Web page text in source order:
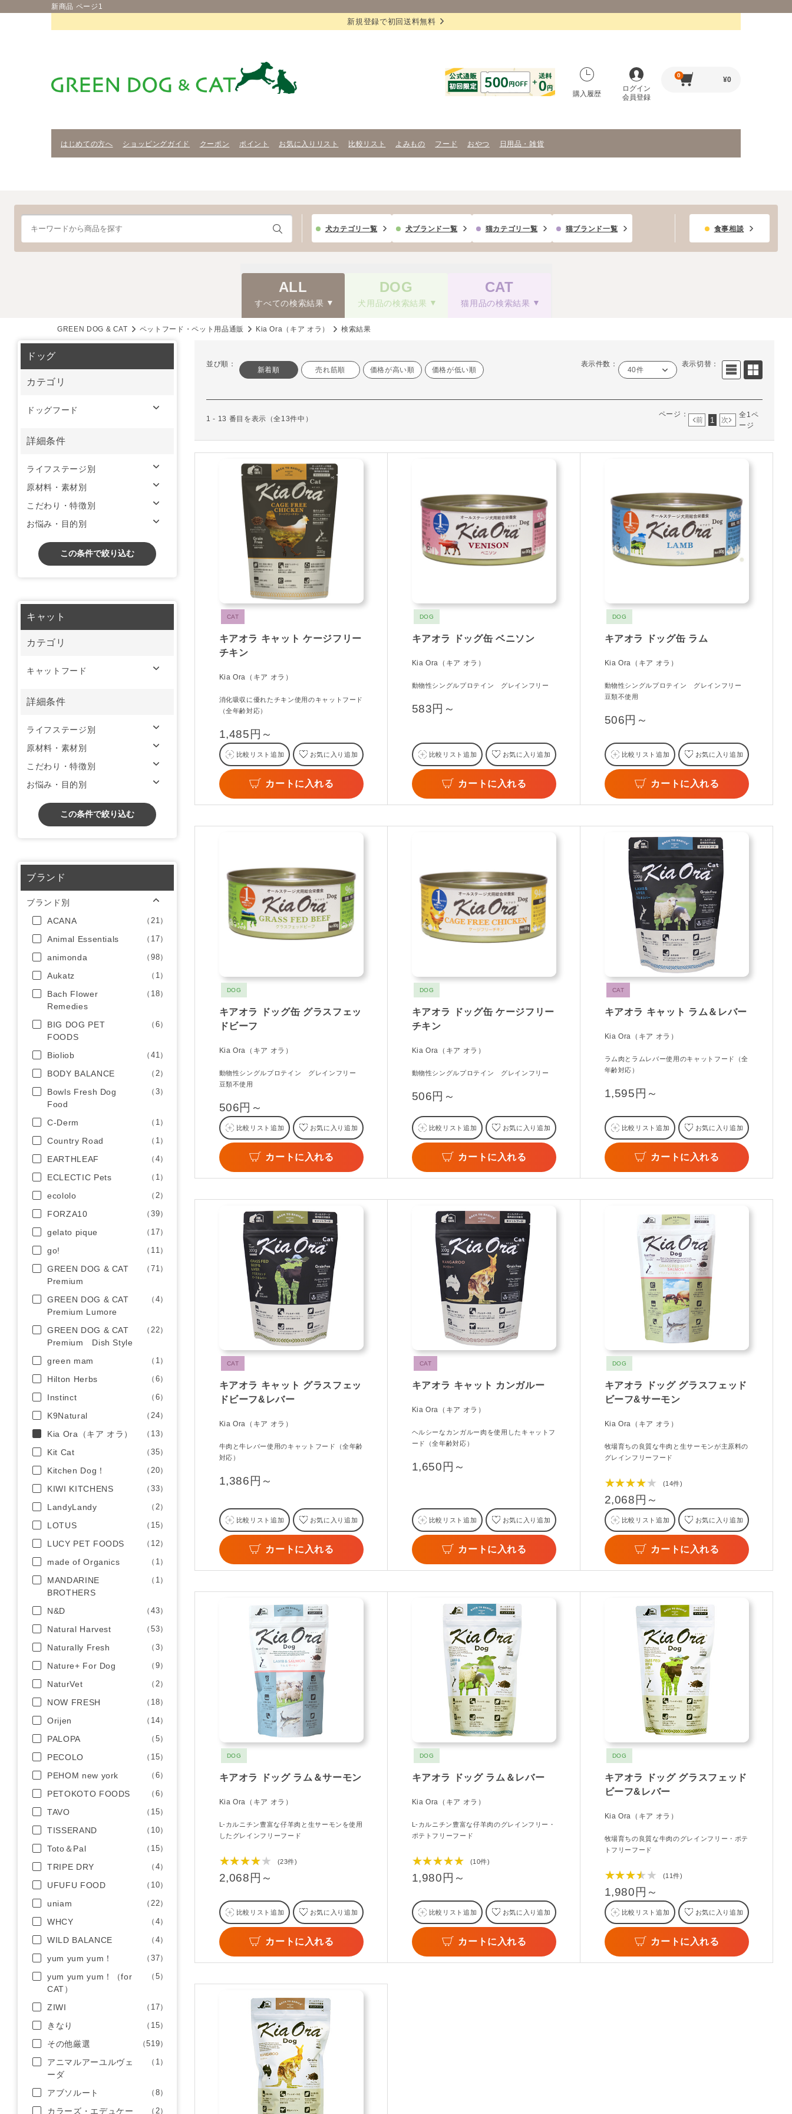
新商品 ページ1
新規登録で初回送料無料
購入履歴
ログイン
会員登録
0
¥0
はじめての方へ ショッピングガイド クーポン ポイント お気に入りリスト 比較リスト よみもの フード おやつ 日用品・雑貨
犬カテゴリ一覧 犬ブランド一覧 猫カテゴリ一覧 猫ブランド一覧 食事相談
ALL
すべての検索結果
DOG
犬用品の検索結果
CAT
猫用品の検索結果
GREEN DOG & CAT ペットフード・ペット用品通販 Kia Ora（キア オラ） 検索結果
並び順：
新着順 売れ筋順 価格が高い順 価格が低い順
表示件数：
40件
表示切替：
1 - 13 番目を表示（全13件中）
ページ：
前 1 次
全1ペ
ージ
CAT
キアオラ キャット ケージフリー
チキン
Kia Ora（キア オラ）
消化吸収に優れたチキン使用のキャットフード
（全年齢対応）
1,485円～
比較リスト追加 お気に入り追加
カートに入れる
DOG
キアオラ ドッグ缶 ベニソン
Kia Ora（キア オラ）
動物性シングルプロテイン グレインフリー
583円～
比較リスト追加 お気に入り追加
カートに入れる
DOG
キアオラ ドッグ缶 ラム
Kia Ora（キア オラ）
動物性シングルプロテイン グレインフリー
豆類不使用
506円～
比較リスト追加 お気に入り追加
カートに入れる
DOG
キアオラ ドッグ缶 グラスフェッ
ドビーフ
Kia Ora（キア オラ）
動物性シングルプロテイン グレインフリー
豆類不使用
506円～
比較リスト追加 お気に入り追加
カートに入れる
DOG
キアオラ ドッグ缶 ケージフリー
チキン
Kia Ora（キア オラ）
動物性シングルプロテイン グレインフリー
506円～
比較リスト追加 お気に入り追加
カートに入れる
CAT
キアオラ キャット ラム＆レバー
Kia Ora（キア オラ）
ラム肉とラムレバー使用のキャットフード（全
年齢対応）
1,595円～
比較リスト追加 お気に入り追加
カートに入れる
CAT
キアオラ キャット グラスフェッ
ドビーフ&レバー
Kia Ora（キア オラ）
牛肉と牛レバー使用のキャットフード（全年齢
対応）
1,386円～
比較リスト追加 お気に入り追加
カートに入れる
CAT
キアオラ キャット カンガルー
Kia Ora（キア オラ）
ヘルシーなカンガルー肉を使用したキャットフ
ード（全年齢対応）
1,650円～
比較リスト追加 お気に入り追加
カートに入れる
DOG
キアオラ ドッグ グラスフェッド
ビーフ&サーモン
Kia Ora（キア オラ）
牧場育ちの良質な牛肉と生サーモンが主原料の
グレインフリーフード
★★★★★ (14件)
2,068円～
比較リスト追加 お気に入り追加
カートに入れる
DOG
キアオラ ドッグ ラム＆サーモン
Kia Ora（キア オラ）
L-カルニチン豊富な仔羊肉と生サーモンを使用
したグレインフリーフード
★★★★★ (23件)
2,068円～
比較リスト追加 お気に入り追加
カートに入れる
DOG
キアオラ ドッグ ラム＆レバー
Kia Ora（キア オラ）
L-カルニチン豊富な仔羊肉のグレインフリー・
ポテトフリーフード
★★★★★ (10件)
1,980円～
比較リスト追加 お気に入り追加
カートに入れる
DOG
キアオラ ドッグ グラスフェッド
ビーフ&レバー
Kia Ora（キア オラ）
牧場育ちの良質な牛肉のグレインフリー・ポテ
トフリーフード
★★★★★ (11件)
1,980円～
比較リスト追加 お気に入り追加
カートに入れる
ドッグ
カテゴリ
ドッグフード
詳細条件
ライフステージ別
原材料・素材別
こだわり・特徴別
お悩み・目的別
この条件で絞り込む
キャット
カテゴリ
キャットフード
詳細条件
ライフステージ別
原材料・素材別
こだわり・特徴別
お悩み・目的別
この条件で絞り込む
ブランド
ブランド別
ACANA
（21）
Animal Essentials （17）
animonda （98）
Aukatz （1）
Bach Flower
Remedies
（18）
BIG DOG PET
FOODS
（6）
Bioliob （41）
BODY BALANCE （2）
Bowls Fresh Dog
Food
（3）
C-Derm （1）
Country Road （1）
EARTHLEAF （4）
ECLECTIC Pets （1）
ecololo （2）
FORZA10 （39）
gelato pique （17）
go! （11）
GREEN DOG & CAT
Premium
（71）
GREEN DOG & CAT
Premium Lumore
（4）
GREEN DOG & CAT
Premium Dish Style
（22）
green mam （1）
Hilton Herbs （6）
Instinct （6）
K9Natural （24）
Kia Ora（キア オラ） （13）
Kit Cat （35）
Kitchen Dog！ （20）
KIWI KITCHENS （33）
LandyLandy （2）
LOTUS （15）
LUCY PET FOODS （12）
made of Organics （1）
MANDARINE
BROTHERS
（1）
N&D （43）
Natural Harvest （53）
Naturally Fresh （3）
Nature+ For Dog （9）
NaturVet （2）
NOW FRESH （18）
Orijen （14）
PALOPA （5）
PECOLO （15）
PEHOM new york （6）
PETOKOTO FOODS （6）
TAVO （15）
TISSERAND （10）
Toto＆Pal （15）
TRIPE DRY （4）
UFUFU FOOD （10）
uniam （22）
WHCY （4）
WILD BALANCE （4）
yum yum yum！ （37）
yum yum yum！（for
CAT）
（5）
ZIWI （17）
きなり （15）
その他厳選 （519）
アニマルアーユルヴェ
ーダ
（1）
アブソルート （8）
カラーズ・エデュケー （2）